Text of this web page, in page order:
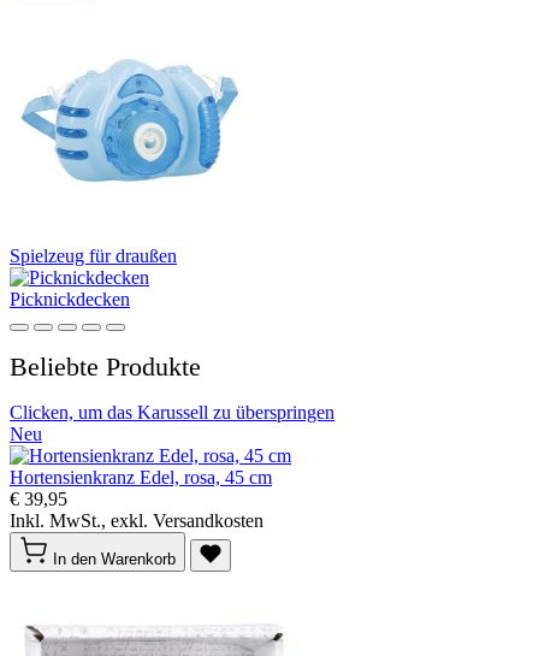
Spielzeug für draußen
Picknickdecken
Beliebte Produkte
Clicken, um das Karussell zu überspringen
Neu
Hortensienkranz Edel, rosa, 45 cm
€ 39,95
Inkl. MwSt., exkl. Versandkosten
In den Warenkorb